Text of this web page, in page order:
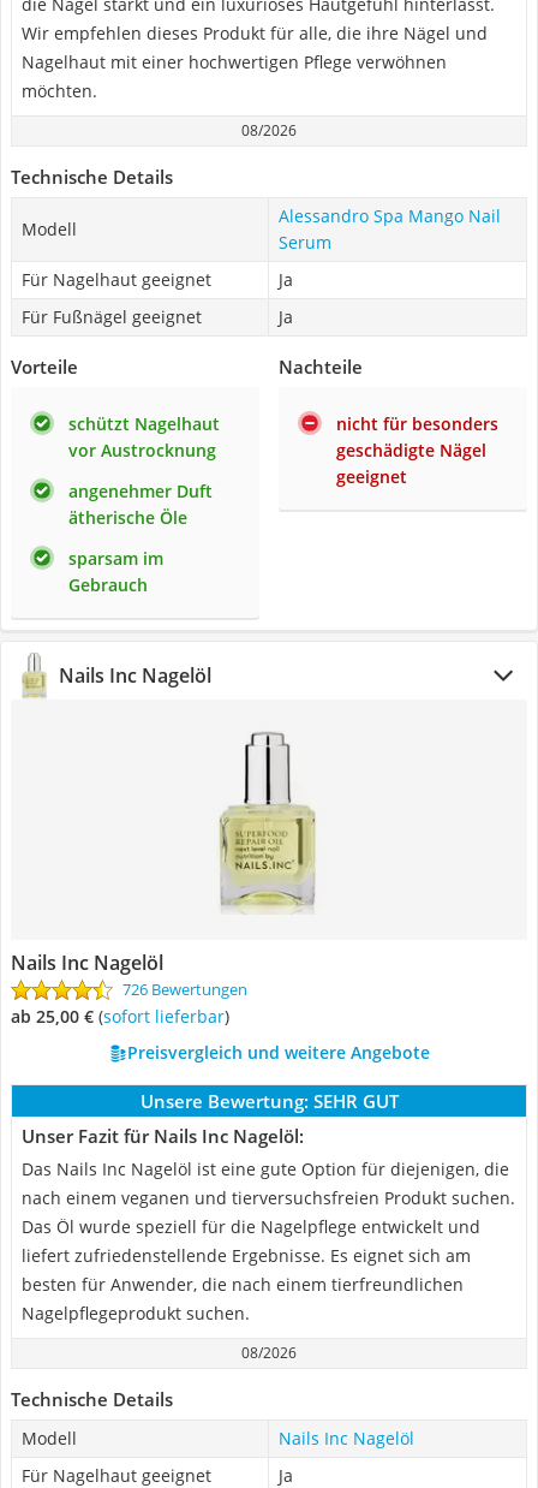
Wir empfehlen dieses Produkt für alle, die ihre Nägel und
Nagelhaut mit einer hochwertigen Pflege verwöhnen
möchten.
08/2026
Technische Details
Modell
Alessandro Spa Mango Nail
Serum
Für Nagelhaut geeignet
Ja
Für Fußnägel geeignet
Ja
Vorteile
schützt Nagelhaut
vor Austrocknung
angenehmer Duft
ätherische Öle
sparsam im
Gebrauch
Nachteile
nicht für besonders
geschädigte Nägel
geeignet
Nails Inc Nagelöl
Nails Inc Nagelöl
726 Bewertungen
ab 25,00 € ( Sofort lieferbar)
Preisvergleich und weitere Angebote
Unsere Bewertung: SEHR GUT
Unser Fazit für Nails Inc Nagelöl:
Das Nails Inc Nagelöl ist eine gute Option für diejenigen, die
nach einem veganen und tierversuchsfreien Produkt suchen.
Das Öl wurde speziell für die Nagelpflege entwickelt und
liefert zufriedenstellende Ergebnisse. Es eignet sich am
besten für Anwender, die nach einem tierfreundlichen
Nagelpflegeprodukt suchen.
08/2026
Technische Details
Modell
Nails Inc Nagelöl
Für Nagelhaut geeignet
Ja